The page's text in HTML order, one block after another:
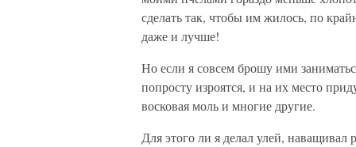
сделать так, чтобы им жилось, по
даже и лучше!
Но если я совсем брошу ими
попросту изроятся, и на их место
восковая моль и многие другие.
Для этого ли я делал улей, наващивал